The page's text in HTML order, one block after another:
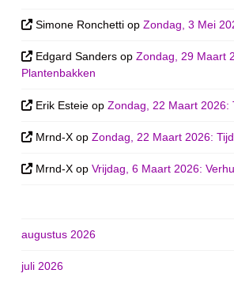
Simone Ronchetti opZondag, 3 Mei
Edgard Sanders opZondag, 29 Maart
Plantenbakken
Erik Esteie opZondag, 22 Maart 2026:
Mrnd-X opZondag, 22 Maart 2026:
Mrnd-X opVrijdag, 6 Maart 2026:
augustus 2026
juli 2026